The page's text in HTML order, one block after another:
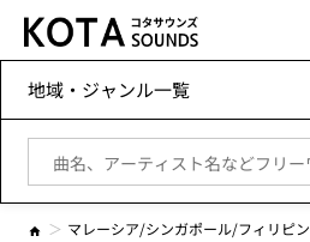
地域・ジャンル一覧
マレーシア/シンガポール/フィリピン